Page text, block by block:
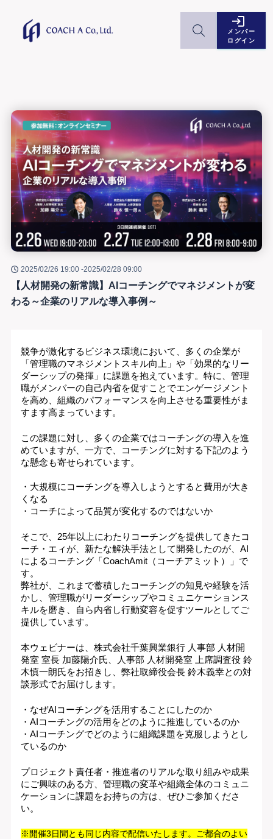
メンバー
ログイン
2025/02/26 19:00 -2025/02/28 09:00
【人材開発の新常識】AIコーチングでマネジメントが変
わる～企業のリアルな導入事例～
競争が激化するビジネス環境において、多くの企業が
「管理職のマネジメントスキル向上」や「効果的なリー
ダーシップの発揮」に課題を抱えています。特に、管理
職がメンバーの自己内省を促すことでエンゲージメント
を高め、組織のパフォーマンスを向上させる重要性がま
すます高まっています。
この課題に対し、多くの企業ではコーチングの導入を進
めていますが、一方で、コーチングに対する下記のよう
な懸念も寄せられています。
・大規模にコーチングを導入しようとすると費用が大き
くなる
・コーチによって品質が変化するのではないか
そこで、25年以上にわたりコーチングを提供してきたコ
ーチ・エィが、新たな解決手法として開発したのが、AI
によるコーチング「CoachAmit（コーチアミット）」で
す。
弊社が、これまで蓄積したコーチングの知見や経験を活
かし、管理職がリーダーシップやコミュニケーションス
キルを磨き、自ら内省し行動変容を促すツールとしてご
提供しています。
本ウェビナーは、株式会社千葉興業銀行 人事部 人材開
発室 室長 加藤陽介氏、人事部 人材開発室 上席調査役 鈴
木慎一朗氏をお招きし、弊社取締役会長 鈴木義幸との対
談形式でお届けします。
・なぜAIコーチングを活用することにしたのか
・AIコーチングの活用をどのように推進しているのか
・AIコーチングでどのように組織課題を克服しようとし
ているのか
プロジェクト責任者・推進者のリアルな取り組みや成果
にご興味のある方、管理職の変革や組織全体のコミュニ
ケーションに課題をお持ちの方は、ぜひご参加くださ
い。
※開催3日間とも同じ内容で配信いたします。ご都合のよい